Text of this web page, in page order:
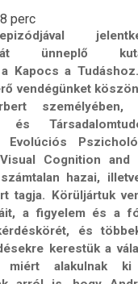
8 perc
ünneplő
Kapocs a
vendégünket
és
Cognition and
hazai,
tagja. Körüljártuk
a figyelem és a
és
kerestük a
miért alakulnak